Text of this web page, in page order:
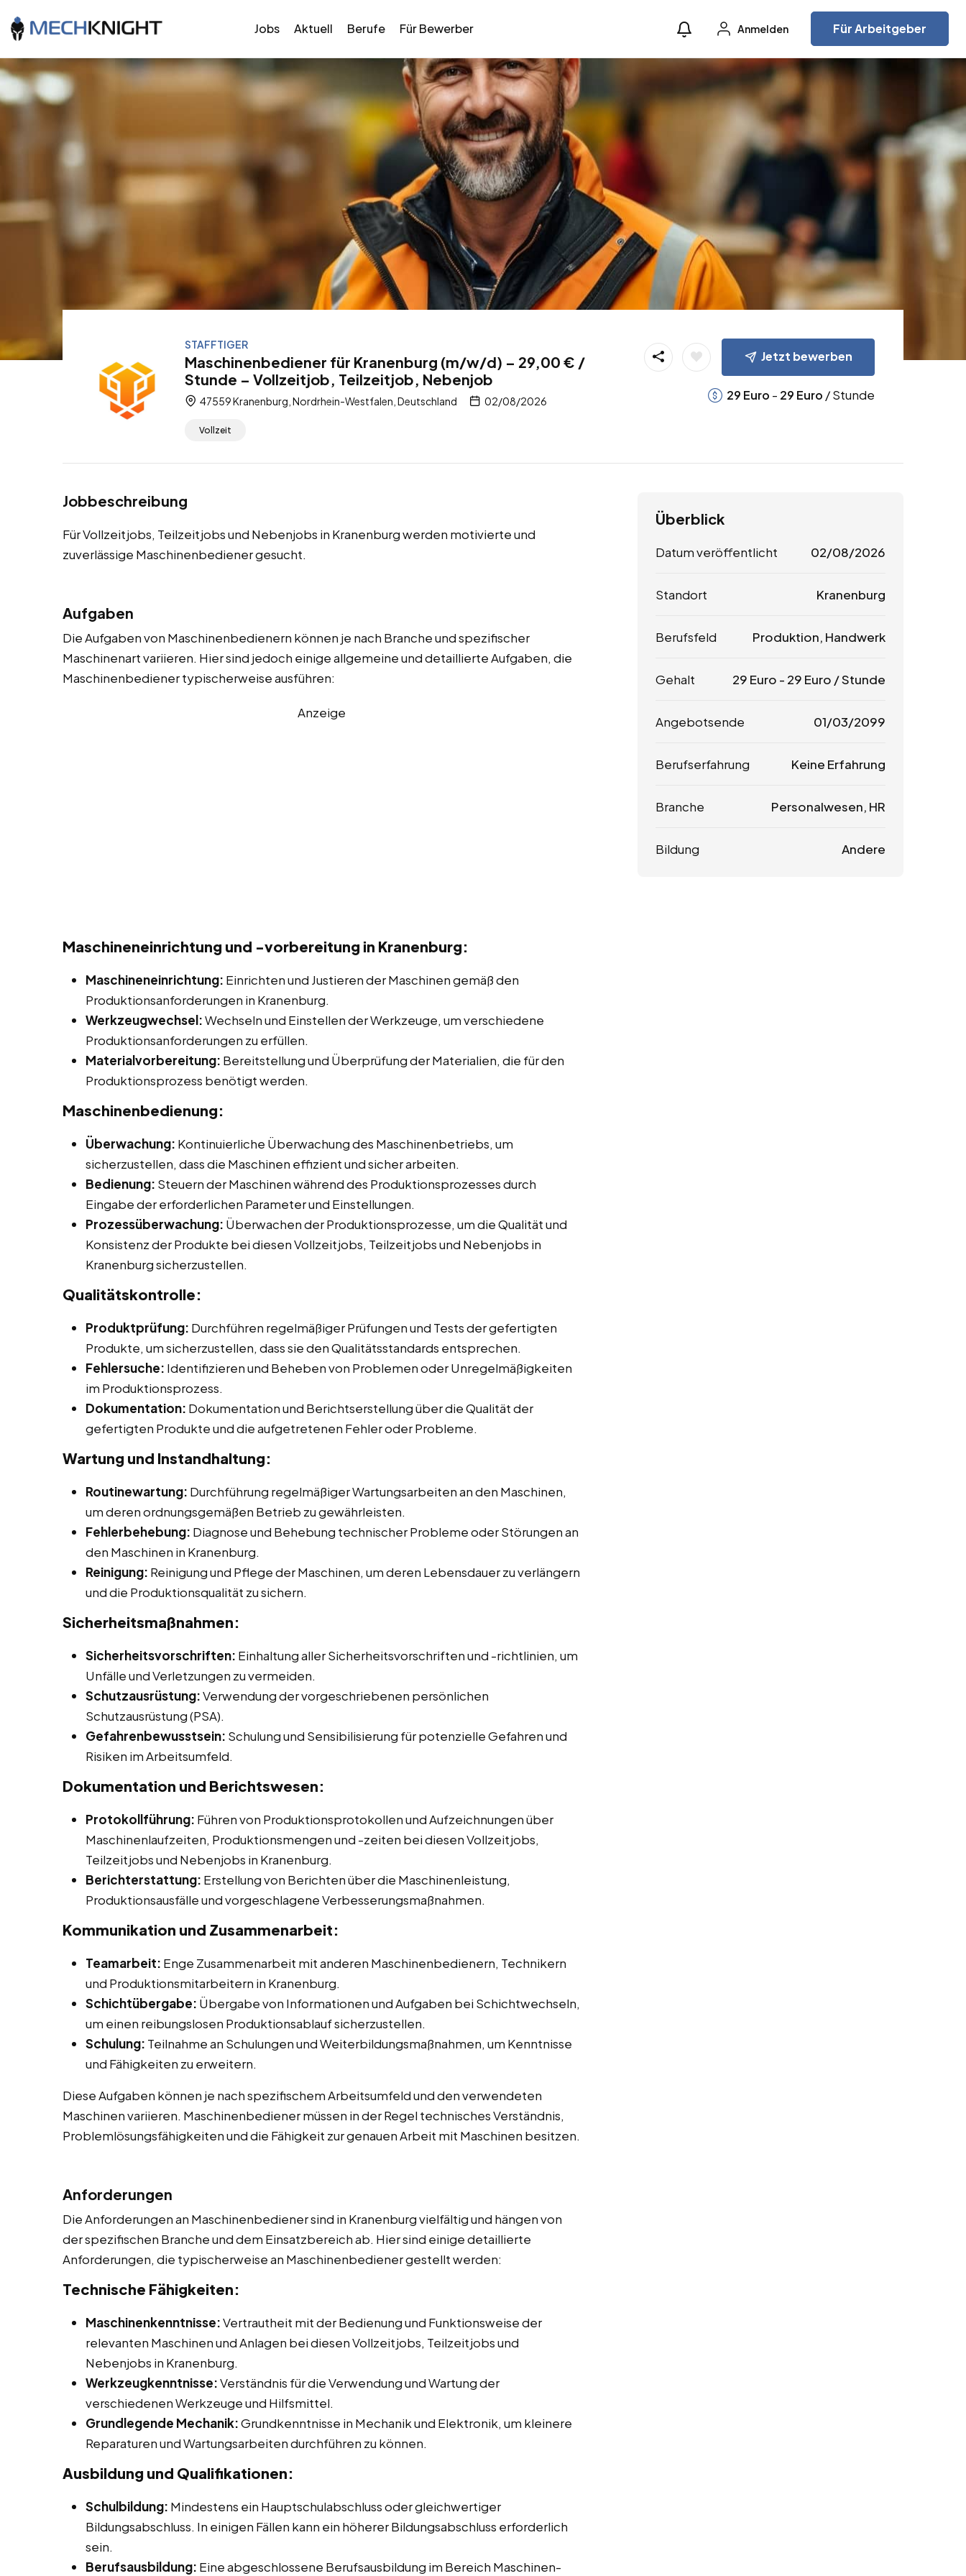
Jobs Aktuell Berufe Für Bewerber Anmelden Für Arbeitgeber
STAFFTIGER
Maschinenbediener für Kranenburg (m/w/d) – 29,00 € /
Stunde – Vollzeitjob, Teilzeitjob, Nebenjob
47559 Kranenburg, Nordrhein-Westfalen, Deutschland 02/08/2026
Vollzeit
Jetzt bewerben
29 Euro - 29 Euro / Stunde
Jobbeschreibung
Für Vollzeitjobs, Teilzeitjobs und Nebenjobs in Kranenburg werden motivierte und
zuverlässige Maschinenbediener gesucht.
Aufgaben
Die Aufgaben von Maschinenbedienern können je nach Branche und spezifischer
Maschinenart variieren. Hier sind jedoch einige allgemeine und detaillierte Aufgaben, die
Maschinenbediener typischerweise ausführen:
Anzeige
Maschineneinrichtung und -vorbereitung in Kranenburg:
Maschineneinrichtung: Einrichten und Justieren der Maschinen gemäß den
Produktionsanforderungen in Kranenburg.
Werkzeugwechsel:Wechseln und Einstellen der Werkzeuge, um verschiedene
Produktionsanforderungen zu erfüllen.
Materialvorbereitung: Bereitstellung und Überprüfung der Materialien, die für den
Produktionsprozess benötigt werden.
Maschinenbedienung:
Überwachung: Kontinuierliche Überwachung des Maschinenbetriebs, um
sicherzustellen, dass die Maschinen effizient und sicher arbeiten.
Bedienung: Steuern der Maschinen während des Produktionsprozesses durch
Eingabe der erforderlichen Parameter und Einstellungen.
Prozessüberwachung: Überwachen der Produktionsprozesse, um die Qualität und
Konsistenz der Produkte bei diesen Vollzeitjobs, Teilzeitjobs und Nebenjobs in
Kranenburg sicherzustellen.
Qualitätskontrolle:
Produktprüfung: Durchführen regelmäßiger Prüfungen und Tests der gefertigten
Produkte, um sicherzustellen, dass sie den Qualitätsstandards entsprechen.
Fehlersuche: Identifizieren und Beheben von Problemen oder Unregelmäßigkeiten
im Produktionsprozess.
Dokumentation: Dokumentation und Berichtserstellung über die Qualität der
gefertigten Produkte und die aufgetretenen Fehler oder Probleme.
Wartung und Instandhaltung:
Routinewartung: Durchführung regelmäßiger Wartungsarbeiten an den Maschinen,
um deren ordnungsgemäßen Betrieb zu gewährleisten.
Fehlerbehebung: Diagnose und Behebung technischer Probleme oder Störungen an
den Maschinen in Kranenburg.
Reinigung: Reinigung und Pflege der Maschinen, um deren Lebensdauer zu verlängern
und die Produktionsqualität zu sichern.
Sicherheitsmaßnahmen:
Sicherheitsvorschriften: Einhaltung aller Sicherheitsvorschriften und -richtlinien, um
Unfälle und Verletzungen zu vermeiden.
Schutzausrüstung:Verwendung der vorgeschriebenen persönlichen
Schutzausrüstung (PSA).
Gefahrenbewusstsein: Schulung und Sensibilisierung für potenzielle Gefahren und
Risiken im Arbeitsumfeld.
Dokumentation und Berichtswesen:
Protokollführung: Führen von Produktionsprotokollen und Aufzeichnungen über
Maschinenlaufzeiten, Produktionsmengen und -zeiten bei diesen Vollzeitjobs,
Teilzeitjobs und Nebenjobs in Kranenburg.
Berichterstattung: Erstellung von Berichten über die Maschinenleistung,
Produktionsausfälle und vorgeschlagene Verbesserungsmaßnahmen.
Kommunikation und Zusammenarbeit:
Teamarbeit: Enge Zusammenarbeit mit anderen Maschinenbedienern, Technikern
und Produktionsmitarbeitern in Kranenburg.
Schichtübergabe: Übergabe von Informationen und Aufgaben bei Schichtwechseln,
um einen reibungslosen Produktionsablauf sicherzustellen.
Schulung: Teilnahme an Schulungen und Weiterbildungsmaßnahmen, um Kenntnisse
und Fähigkeiten zu erweitern.
Diese Aufgaben können je nach spezifischem Arbeitsumfeld und den verwendeten
Maschinen variieren. Maschinenbediener müssen in der Regel technisches Verständnis,
Problemlösungsfähigkeiten und die Fähigkeit zur genauen Arbeit mit Maschinen besitzen.
Anforderungen
Die Anforderungen an Maschinenbediener sind in Kranenburg vielfältig und hängen von
der spezifischen Branche und dem Einsatzbereich ab. Hier sind einige detaillierte
Anforderungen, die typischerweise an Maschinenbediener gestellt werden:
Technische Fähigkeiten:
Maschinenkenntnisse:Vertrautheit mit der Bedienung und Funktionsweise der
relevanten Maschinen und Anlagen bei diesen Vollzeitjobs, Teilzeitjobs und
Nebenjobs in Kranenburg.
Werkzeugkenntnisse:Verständnis für die Verwendung und Wartung der
verschiedenen Werkzeuge und Hilfsmittel.
Grundlegende Mechanik:Grundkenntnisse in Mechanik und Elektronik, um kleinere
Reparaturen und Wartungsarbeiten durchführen zu können.
Ausbildung und Qualifikationen:
Schulbildung: Mindestens ein Hauptschulabschluss oder gleichwertiger
Bildungsabschluss. In einigen Fällen kann ein höherer Bildungsabschluss erforderlich
sein.
Berufsausbildung: Eine abgeschlossene Berufsausbildung im Bereich Maschinen-
Überblick
Datum veröffentlicht 02/08/2026
Standort Kranenburg
Berufsfeld Produktion, Handwerk
Gehalt 29 Euro - 29 Euro / Stunde
Angebotsende 01/03/2099
Berufserfahrung Keine Erfahrung
Branche Personalwesen, HR
Bildung Andere